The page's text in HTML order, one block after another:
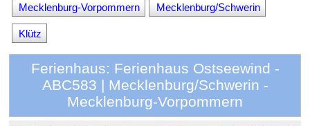
Mecklenburg-Vorpommern Mecklenburg/Schwerin
Klütz
Ferienhaus: Ferienhaus Ostseewind -
ABC583 | Mecklenburg/Schwerin -
Mecklenburg-Vorpommern